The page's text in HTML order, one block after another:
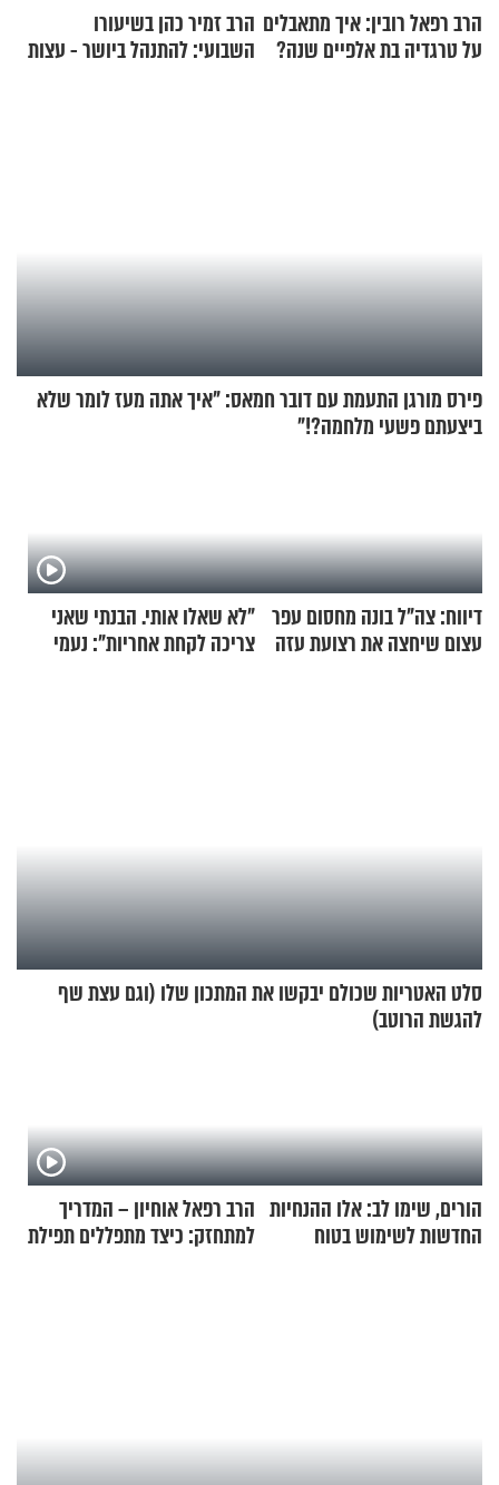
הרב רפאל רובין: איך מתאבלים
על טרגדיה בת אלפיים שנה?
הרב זמיר כהן בשיעורו
השבועי: להתנהל ביושר - עצות
פירס מורגן התעמת עם דובר חמאס: "איך אתה מעז לומר שלא
ביצעתם פשעי מלחמה?!"
דיווח: צה"ל בונה מחסום עפר
עצום שיחצה את רצועת עזה
"לא שאלו אותי. הבנתי שאני
צריכה לקחת אחריות": נעמי
סלט האטריות שכולם יבקשו את המתכון שלו (וגם עצת שף
להגשת הרוטב)
הורים, שימו לב: אלו ההנחיות
החדשות לשימוש בטוח
הרב רפאל אוחיון – המדריך
למתחזק: כיצד מתפללים תפילת